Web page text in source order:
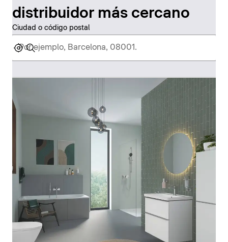
distribuidor más cercano
Ciudad o código postal